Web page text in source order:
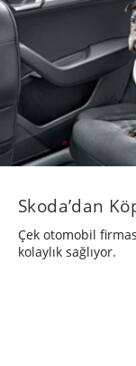
Skoda’dan
Çek otomobil
kolaylık sağlıyor.